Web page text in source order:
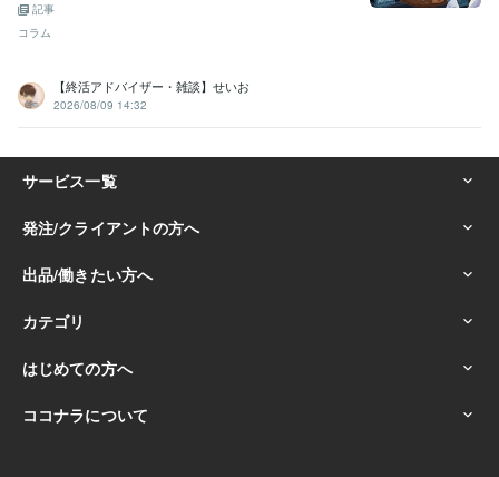
記事
コラム
【終活アドバイザー・雑談】せいお
2026/08/09 14:32